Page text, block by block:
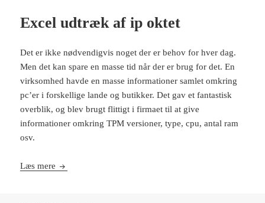
Excel udtræk af ip oktet
Det er ikke nødvendigvis noget der er behov for hver dag.
Men det kan spare en masse tid når der er brug for det. En
virksomhed havde en masse informationer samlet omkring
pc’er i forskellige lande og butikker. Det gav et fantastisk
overblik, og blev brugt flittigt i firmaet til at give
informationer omkring TPM versioner, type, cpu, antal ram
osv.
Læs mere Excel udtræk af ip oktet